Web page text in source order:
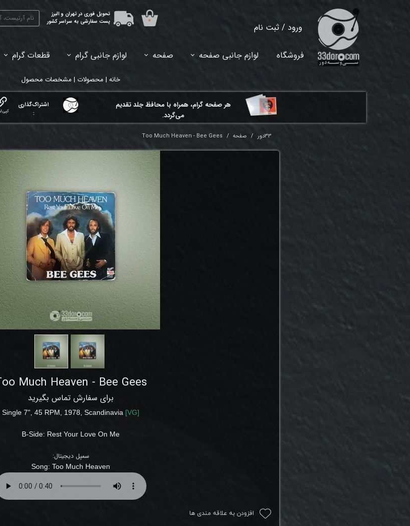
ورود / ثبت نام
خروج از حساب کاربری
تحویل فوری در تهران و البرز
پست سفارشی به سراسر کشور
۰
فروشگاه لوازم جانبی صفحه صفحه لوازم جانبی گرام قطعات گرام
خانه | محصولات | مشخصات محصول
هر ​صفحه گرام، همراه با محافظ جلد تقدیم
می‌گردد.
اشتراک‌گذاری
:
کپی
33دور صفحه Too Much Heaven - Bee Gees
Much Heaven - Bee Gees
برای سفارش تماس بگیرید
Single 7", 45 RPM, 1978, Scandinavia [VG]
B-Side: Rest Your Love On Me
سمپل دیجیتال:
Song: Too Much Heaven
افزودن به علاقه مندی ها